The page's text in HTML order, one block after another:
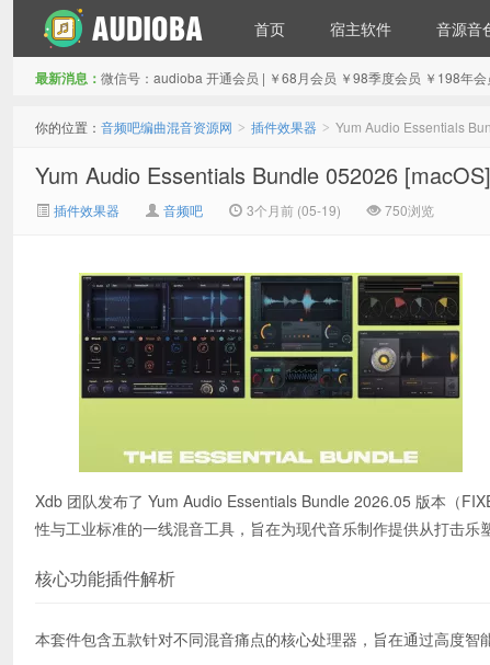
首页 宿主软件 音源音
最新消息： 微信号：audioba 开通会员 | ￥68月会员 ￥98季度会员 ￥198年
你的位置： 音频吧编曲混音资源网 > 插件效果器 > Yum Audio Essentials
Yum Audio Essentials Bundle 052026
插件效果器 音频吧 3个月前 (05-19) 750浏览
Xdb 团队发布了 Yum Audio Essentials Bundle 2026.05 版本（
性与工业标准的一线混音工具，旨在为现代音乐制作提供从打击乐
核心功能插件解析
本套件包含五款针对不同混音痛点的核心处理器，旨在通过高度智